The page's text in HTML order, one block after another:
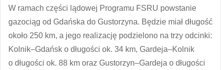
W ramach części lądowej Programu FSRU powstanie
gazociąg od Gdańska do Gustorzyna. Będzie miał długość
około 250 km, a jego realizację podzielono na trzy odcinki:
Kolnik–Gdańsk o długości ok. 34 km, Gardeja–Kolnik
o długości ok. 88 km oraz Gustorzyn–Gardeja o długości